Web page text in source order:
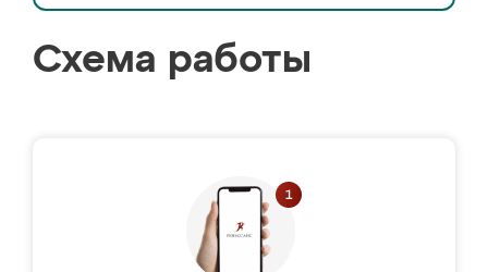
Схема работы